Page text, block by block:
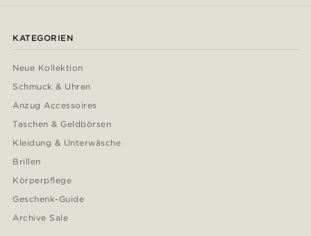
KATEGORIEN
Neue Kollektion
Schmuck & Uhren
Anzug Accessoires
Taschen & Geldbörsen
Kleidung & Unterwäsche
Brillen
Körperpflege
Geschenk-Guide
Archive Sale